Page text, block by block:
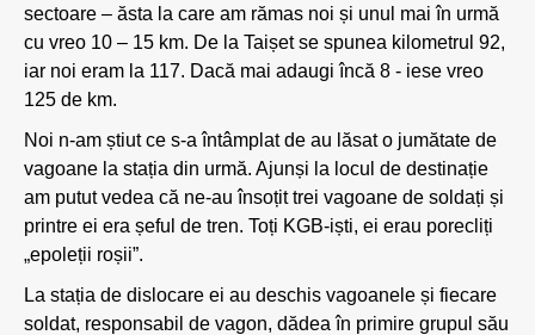
sectoare – ăsta la care am rămas noi și unul mai în urmă
cu vreo 10 – 15 km. De la Taișet se spunea kilometrul 92,
iar noi eram la 117. Dacă mai adaugi încă 8 - iese vreo
125 de km.
Noi n-am știut ce s-a întâmplat de au lăsat o jumătate de
vagoane la stația din urmă. Ajunși la locul de destinație
am putut vedea că ne-au însoțit trei vagoane de soldați și
printre ei era șeful de tren. Toți KGB-iști, ei erau porecliți
„epoleții roșii”.
La stația de dislocare ei au deschis vagoanele și fiecare
soldat, responsabil de vagon, dădea în primire grupul său